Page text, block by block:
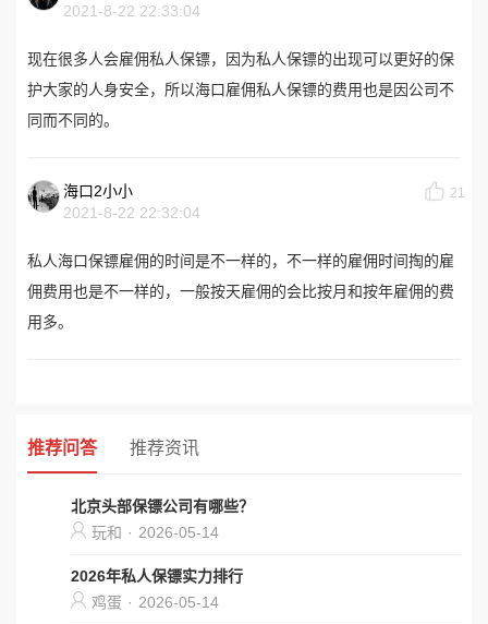
2021-8-22 22:33:04
现在很多人会雇佣私人保镖，因为私人保镖的出现可以更好的保
护大家的人身安全，所以海口雇佣私人保镖的费用也是因公司不
同而不同的。
海口2小小
2021-8-22 22:32:04
21
私人海口保镖雇佣的时间是不一样的，不一样的雇佣时间掏的雇
佣费用也是不一样的，一般按天雇佣的会比按月和按年雇佣的费
用多。
推荐问答 推荐资讯
北京头部保镖公司有哪些？
玩和 · 2026-05-14
2026年私人保镖实力排行
鸡蛋 · 2026-05-14